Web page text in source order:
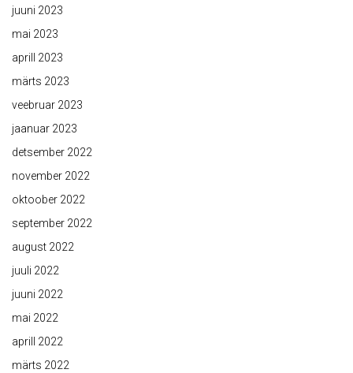
juuni 2023
mai 2023
aprill 2023
märts 2023
veebruar 2023
jaanuar 2023
detsember 2022
november 2022
oktoober 2022
september 2022
august 2022
juuli 2022
juuni 2022
mai 2022
aprill 2022
märts 2022